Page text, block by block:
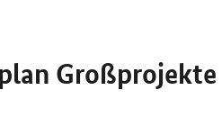
Großprojekte